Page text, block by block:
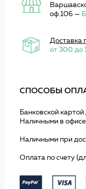
оф.106 —
Доставка
от 300 до
СПОСОБЫ
Банковской
Наличными в
Наличными при
Оплата по счету